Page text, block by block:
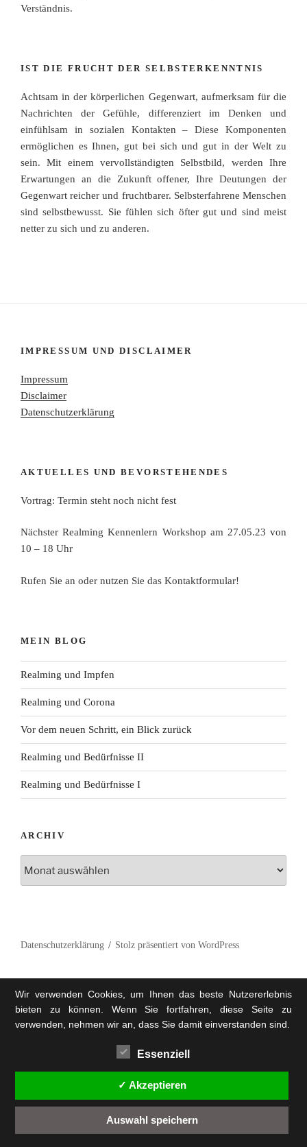
Verständnis.
IST DIE FRUCHT DER SELBSTERKENNTNIS
Achtsam in der körperlichen Gegenwart, aufmerksam für die
Nachrichten der Gefühle, differenziert im Denken und
einfühlsam in sozialen Kontakten – Diese Komponenten
ermöglichen es Ihnen, gut bei sich und gut in der Welt zu
sein. Mit einem vervollständigten Selbstbild, werden Ihre
Erwartungen an die Zukunft offener, Ihre Deutungen der
Gegenwart reicher und fruchtbarer. Selbsterfahrene Menschen
sind selbstbewusst. Sie fühlen sich öfter gut und sind meist
netter zu sich und zu anderen.
IMPRESSUM UND DISCLAIMER
Impressum
Disclaimer
Datenschutzerklärung
AKTUELLES UND BEVORSTEHENDES
Vortrag: Termin steht noch nicht fest
Nächster Realming Kennenlern Workshop am 27.05.23 von
10 – 18 Uhr
Rufen Sie an oder nutzen Sie das Kontaktformular!
MEIN BLOG
Realming und Impfen
Realming und Corona
Vor dem neuen Schritt, ein Blick zurück
Realming und Bedürfnisse II
Realming und Bedürfnisse I
ARCHIV
Datenschutzerklärung Stolz präsentiert von WordPress
Wir verwenden Cookies, um Ihnen das beste Nutzererlebnis
bieten zu können. Wenn Sie fortfahren, diese Seite zu
verwenden, nehmen wir an, dass Sie damit einverstanden sind.
Essenziell
✓ Akzeptieren
Auswahl speichern